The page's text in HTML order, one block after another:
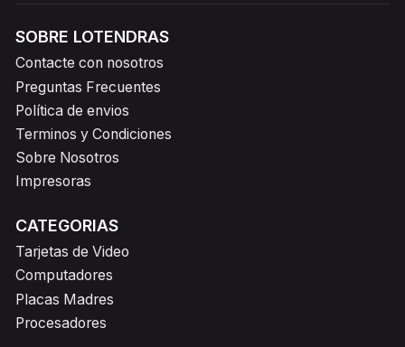
SOBRE LOTENDRAS
Contacte con nosotros
Preguntas Frecuentes
Política de envios
Terminos y Condiciones
Sobre Nosotros
Impresoras
CATEGORIAS
Tarjetas de Video
Computadores
Placas Madres
Procesadores